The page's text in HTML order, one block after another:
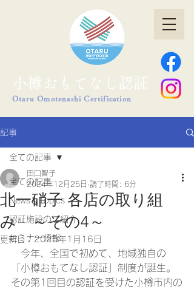
小樽おもてなし認証
Otaru Omotenashi Certification
記事
全ての記事
News＆Topics
認証施設のご紹介
セミナー情報
全ての記事
北一硝子 各店の取り組
み ～その4～
田口智子
2024年12月25日 読了時間: 6分
更新日：2025年1月16日
今年、全国で初めて、地域独自の
「小樽おもてなし認証」制度が誕生。
その第1回目の認証を受けた小樽市内の